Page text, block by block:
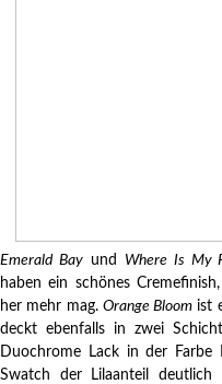
Emerald Bayund Where Is My
haben ein schönes
her mehr mag. Orange Bloom ist
deckt ebenfalls in zwei
Duochrome Lack in der Farbe
Swatch der Lilaanteil